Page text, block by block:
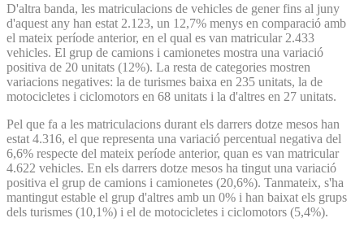
D'altra banda, les matriculacions de vehicles de gener fins al juny
d'aquest any han estat 2.123, un 12,7% menys en comparació amb
el mateix període anterior, en el qual es van matricular 2.433
vehicles. El grup de camions i camionetes mostra una variació
positiva de 20 unitats (12%). La resta de categories mostren
variacions negatives: la de turismes baixa en 235 unitats, la de
motocicletes i ciclomotors en 68 unitats i la d'altres en 27 unitats.
Pel que fa a les matriculacions durant els darrers dotze mesos han
estat 4.316, el que representa una variació percentual negativa del
6,6% respecte del mateix període anterior, quan es van matricular
4.622 vehicles. En els darrers dotze mesos ha tingut una variació
positiva el grup de camions i camionetes (20,6%). Tanmateix, s'ha
mantingut estable el grup d'altres amb un 0% i han baixat els grups
dels turismes (10,1%) i el de motocicletes i ciclomotors (5,4%).